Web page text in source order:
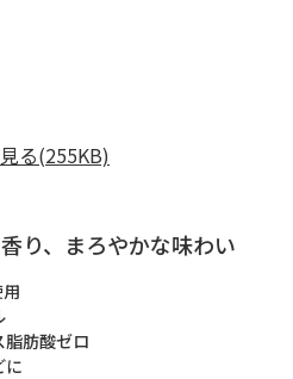
る(255KB)
り、まろやかな味わい
肪酸ゼロ
に